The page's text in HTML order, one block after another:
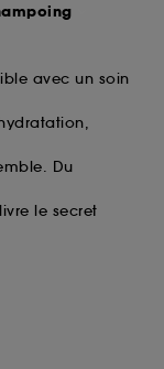
avec un soin
Du
le secret